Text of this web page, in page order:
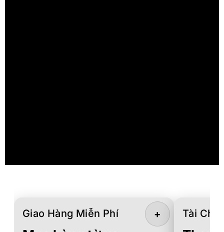
Giao Hàng Miễn Phí + Tài